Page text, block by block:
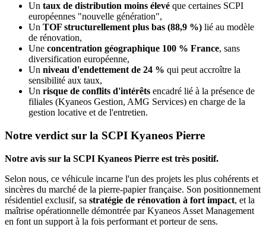
Un taux de distribution moins élevé que certaines SCPI
européennes "nouvelle génération",
Un TOF structurellement plus bas (88,9 %) lié au modèle
de rénovation,
Une concentration géographique 100 % France, sans
diversification européenne,
Un niveau d'endettement de 24 % qui peut accroître la
sensibilité aux taux,
Un risque de conflits d'intérêts encadré lié à la présence de
filiales (Kyaneos Gestion, AMG Services) en charge de la
gestion locative et de l'entretien.
Notre verdict sur la SCPI Kyaneos Pierre
Notre avis sur la SCPI Kyaneos Pierre est très positif.
Selon nous, ce véhicule incarne l'un des projets les plus cohérents et
sincères du marché de la pierre-papier française. Son positionnement
résidentiel exclusif, sa stratégie de rénovation à fort impact, et la
maîtrise opérationnelle démontrée par Kyaneos Asset Management
en font un support à la fois performant et porteur de sens.